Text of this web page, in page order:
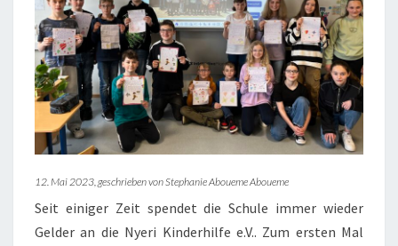
12. Mai 2023, geschrieben von Stephanie Aboueme Aboueme
Seit einiger Zeit spendet die Schule immer wieder
Gelder an die Nyeri Kinderhilfe e.V.. Zum ersten Mal